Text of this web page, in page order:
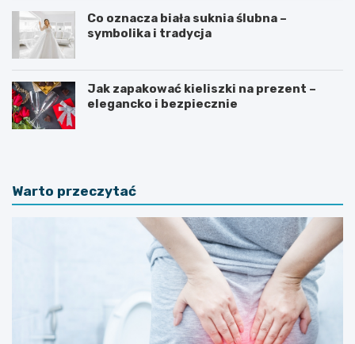
Co oznacza biała suknia ślubna –
symbolika i tradycja
Jak zapakować kieliszki na prezent –
elegancko i bezpiecznie
Warto przeczytać